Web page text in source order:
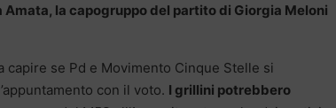
Amata, la capogruppo del partito di Giorgia Meloni
se Pd e Movimento Cinque Stelle si
con il voto. I grillini potrebbero